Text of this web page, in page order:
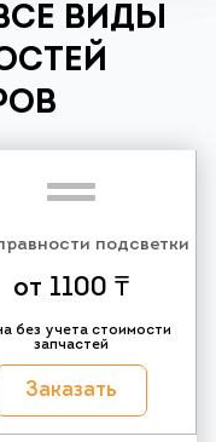
ВИДЫ
подсветки
от 1100 ₸
без учета стоимости
запчастей
Заказать